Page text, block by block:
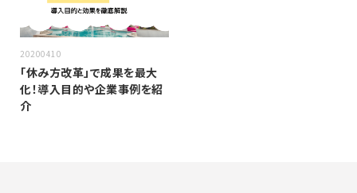
20200410
「休み方改革」で成果を最大
化！導入目的や企業事例を紹
介